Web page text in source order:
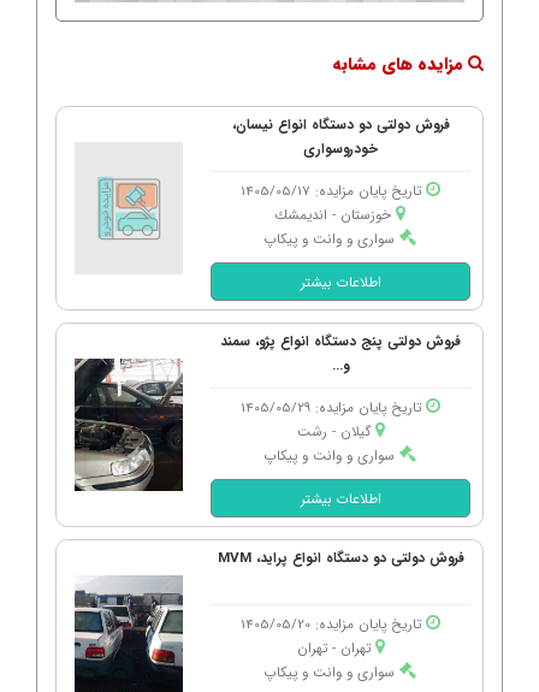
مزایده های مشابه
فروش دولتی دو دستگاه انواع نیسان،
خودروسواری
تاریخ پایان مزایده: 1405/05/17
خوزستان - اندیمشك
سواری و وانت و پیکاپ
اطلاعات بیشتر
فروش دولتی پنج دستگاه انواع پژو، سمند
و...
تاریخ پایان مزایده: 1405/05/29
گیلان - رشت
سواری و وانت و پیکاپ
اطلاعات بیشتر
فروش دولتی دو دستگاه انواع پراید، MVM
تاریخ پایان مزایده: 1405/05/20
تهران - تهران
سواری و وانت و پیکاپ